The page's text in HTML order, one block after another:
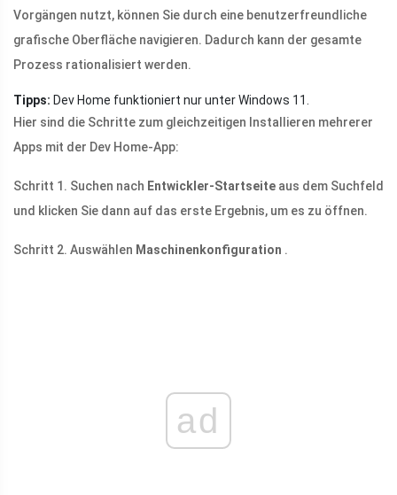
Vorgängen nutzt, können Sie durch eine benutzerfreundliche
grafische Oberfläche navigieren. Dadurch kann der gesamte
Prozess rationalisiert werden.
Tipps: Dev Home funktioniert nur unter Windows 11.
Hier sind die Schritte zum gleichzeitigen Installieren mehrerer
Apps mit der Dev Home-App:
Schritt 1. Suchen nach Entwickler-Startseite aus dem Suchfeld
und klicken Sie dann auf das erste Ergebnis, um es zu öffnen.
Schritt 2. Auswählen Maschinenkonfiguration .
ad